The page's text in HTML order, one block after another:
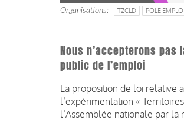
Organisations TZCLD POLE EMPLOI
Nous n’accepterons
public de l’emploi
La proposition de loi relative
l’expérimentation «
l’Assemblée nationale par